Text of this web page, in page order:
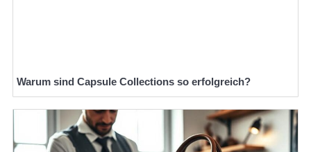
Warum sind Capsule Collections so erfolgreich?